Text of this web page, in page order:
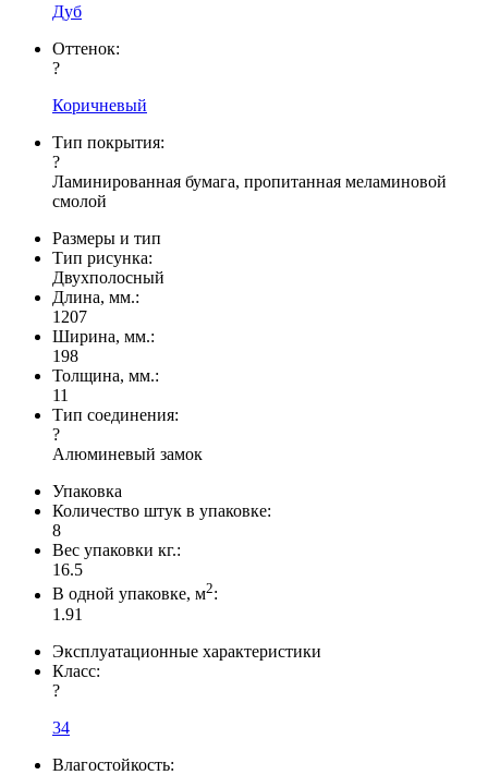
Дуб
Оттенок:
?
Коричневый
Тип покрытия:
?
Ламинированная бумага, пропитанная меламиновой
смолой
Размеры и тип
Тип рисунка:
Двухполосный
Длина, мм.:
1207
Ширина, мм.:
198
Толщина, мм.:
11
Тип соединения:
?
Алюминевый замок
Упаковка
Количество штук в упаковке:
8
Вес упаковки кг.:
16.5
В одной упаковке, м2:
1.91
Эксплуатационные характеристики
Класс:
?
34
Влагостойкость: